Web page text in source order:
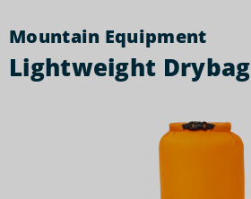
Mountain Equipment
Lightweight Drybag